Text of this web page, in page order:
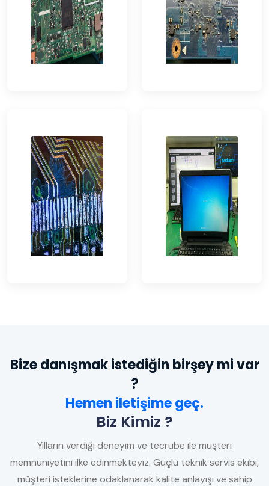
Bize danışmak istediğin birşey mi var
?
Hemen iletişime geç.
Biz Kimiz ?
Yılların verdiği deneyim ve tecrübe ile müşteri
memnuniyetini ilke edinmekteyiz. Güçlü teknik servis ekibi,
müşteri isteklerine odaklanarak kalite anlayışı ve sahip